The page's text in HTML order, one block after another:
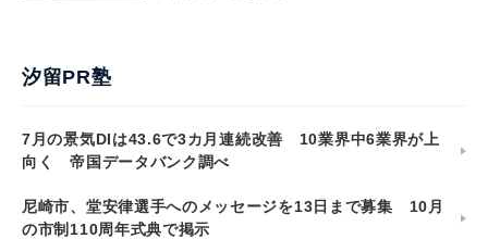
汐留PR塾
7月の景気DIは43.6で3カ月連続改善 10業界中6業界が上
向く 帝国データバンク調べ
尼崎市、堂安律選手へのメッセージを13日まで募集 10月
の市制110周年式典で掲示